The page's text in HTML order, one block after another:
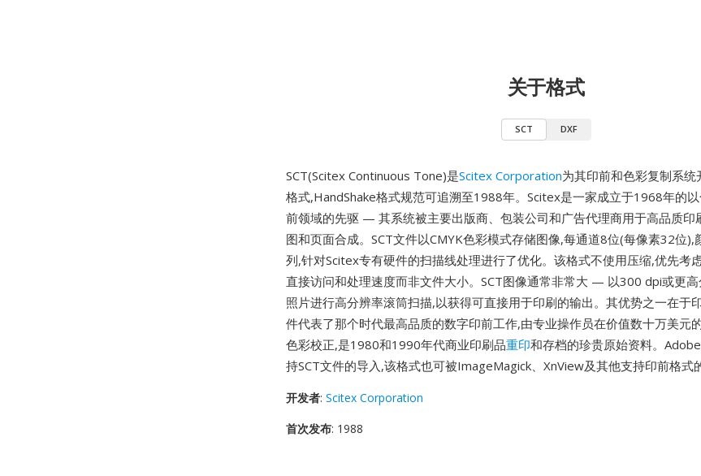
关于格式
SCT DXF
SCT(Scitex Continuous Tone)是Scitex Corporation为其印前和色彩复制系
格式,HandShake格式规范可追溯至1988年。Scitex是一家成立于1968年的
前领域的先驱 — 其系统被主要出版商、包装公司和广告代理商用于高品质印
图和页面合成。SCT文件以CMYK色彩模式存储图像,每通道8位(每像素32位),
列,针对Scitex专有硬件的扫描线处理进行了优化。该格式不使用压缩,优先考
直接访问和处理速度而非文件大小。SCT图像通常非常大 — 以300 dpi或更
照片进行高分辨率滚筒扫描,以获得可直接用于印刷的输出。其优势之一在于
件代表了那个时代最高品质的数字印前工作,由专业操作员在价值数十万美元
色彩校正,是1980和1990年代商业印刷品重印和存档的珍贵原始资料。
持SCT文件的导入,该格式也可被ImageMagick、XnView及其他支持印前格式
开发者: Scitex Corporation
首次发布: 1988